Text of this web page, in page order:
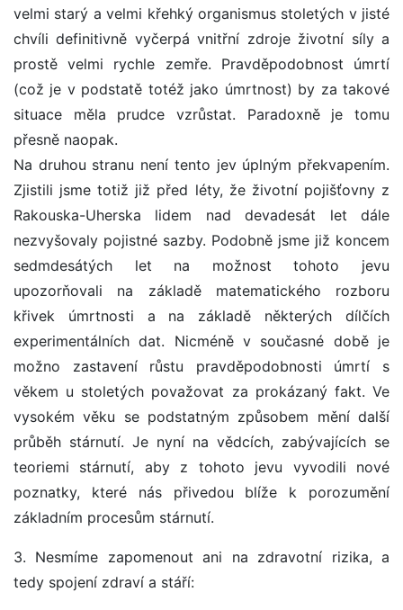
velmi starý a velmi křehký organismus stoletých v jisté
chvíli definitivně vyčerpá vnitřní zdroje životní síly a
prostě velmi rychle zemře. Pravděpodobnost úmrtí
(což je v podstatě totéž jako úmrtnost) by za takové
situace měla prudce vzrůstat. Paradoxně je tomu
přesně naopak.
Na druhou stranu není tento jev úplným překvapením.
Zjistili jsme totiž již před léty, že životní pojišťovny z
Rakouska-Uherska lidem nad devadesát let dále
nezvyšovaly pojistné sazby. Podobně jsme již koncem
sedmdesátých let na možnost tohoto jevu
upozorňovali na základě matematického rozboru
křivek úmrtnosti a na základě některých dílčích
experimentálních dat. Nicméně v současné době je
možno zastavení růstu pravděpodobnosti úmrtí s
věkem u stoletých považovat za prokázaný fakt. Ve
vysokém věku se podstatným způsobem mění další
průběh stárnutí. Je nyní na vědcích, zabývajících se
teoriemi stárnutí, aby z tohoto jevu vyvodili nové
poznatky, které nás přivedou blíže k porozumění
základním procesům stárnutí.
3. Nesmíme zapomenout ani na zdravotní rizika, a
tedy spojení zdraví a stáří: